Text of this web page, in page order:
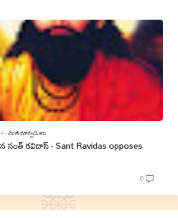
మతమార్పిడులు
సంత్‌ రవిదాస్‌ - Sant Ravidas opposes
0